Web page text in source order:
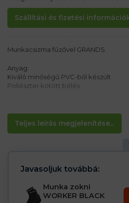
Szállítási és fizetési
Teljes leírás megjelenítése...
Munkacsizma fűzővel GRANDS
Anyag:
Kiváló minőségű PVC-ből készült
Poliészter kötött bélés
– Magas munkacsizma húzózsinórral
– Nem szőtt cserélhető betét
– Speciálisan kialakított talp a
– OB E kategória
Javasoljuk továbbá:
Munka zokni
WORKER BLACK